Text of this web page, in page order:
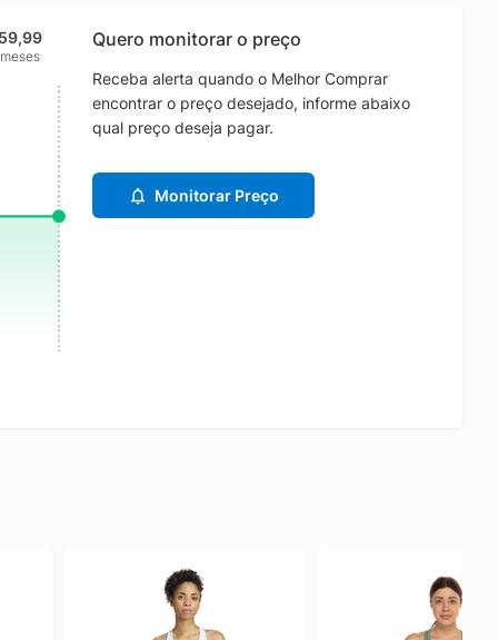
Quero monitorar o preço
Receba alerta quando o Melhor Comprar
encontrar o preço desejado, informe abaixo
qual preço deseja pagar.
Monitorar Preço